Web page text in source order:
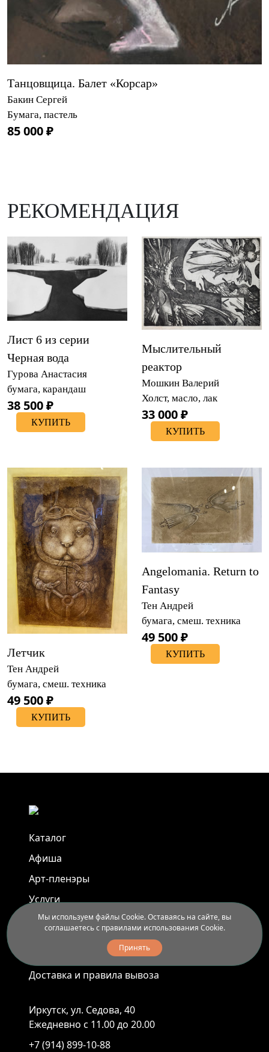
Танцовщица. Балет «Корсар»
Бакин Сергей
Бумага, пастель
85 000 ₽
РЕКОМЕНДАЦИЯ
Лист 6 из серии
Черная вода
Гурова Анастасия
бумага, карандаш
38 500 ₽
КУПИТЬ
Мыслительный
реактор
Мошкин Валерий
Холст, масло, лак
33 000 ₽
КУПИТЬ
Летчик
Тен Андрей
бумага, смеш. техника
49 500 ₽
КУПИТЬ
Angelomania. Return to
Fantasy
Тен Андрей
бумага, смеш. техника
49 500 ₽
КУПИТЬ
Каталог
Афиша
Арт-пленэры
Услуги
Новости
Доставка и правила вывоза
Иркутск, ул. Седова, 40
Ежедневно с 11.00 до 20.00
+7 (914) 899-10-88
Мы используем файлы Cookie. Оставаясь на сайте, вы
соглашаетесь с правилами использования Cookie.
Принять